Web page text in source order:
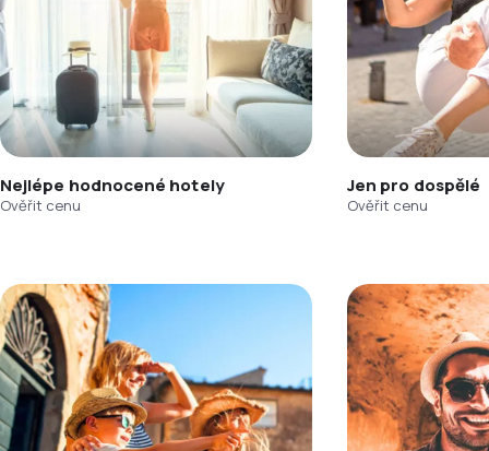
Nejlépe hodnocené hotely
Ověřit cenu
Jen pro dospělé
Ověřit cenu